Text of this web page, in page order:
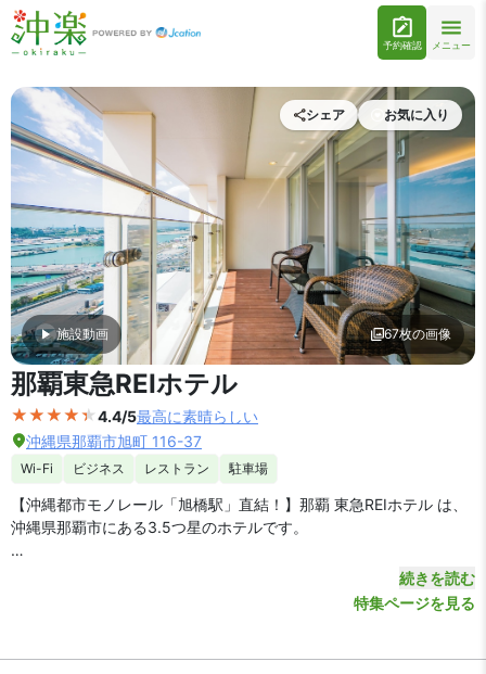
予約確認 メニュー
施設動画
シェア お気に入り
67枚の画像
那覇東急REIホテル
4.4/5最高に素晴らしい
沖縄県那覇市旭町 116-37
Wi-Fi ビジネス レストラン 駐車場
【沖縄都市モノレール「旭橋駅」直結！】那覇 東急REIホテル は、
沖縄県那覇市にある3.5つ星のホテルです。
那覇 東急REIホテル までのアクセスは、那覇空港から車やモノレー
ルで約10分。モノレール「旭橋駅」から連絡通路で直結、徒歩約5
沖縄自動車道「那覇IC」は車で約15分。カフーナ旭橋の中にあり、
続きを読む
特集ページを見る